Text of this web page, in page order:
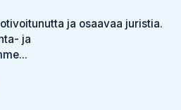
ja osaavaa juristia.
ja